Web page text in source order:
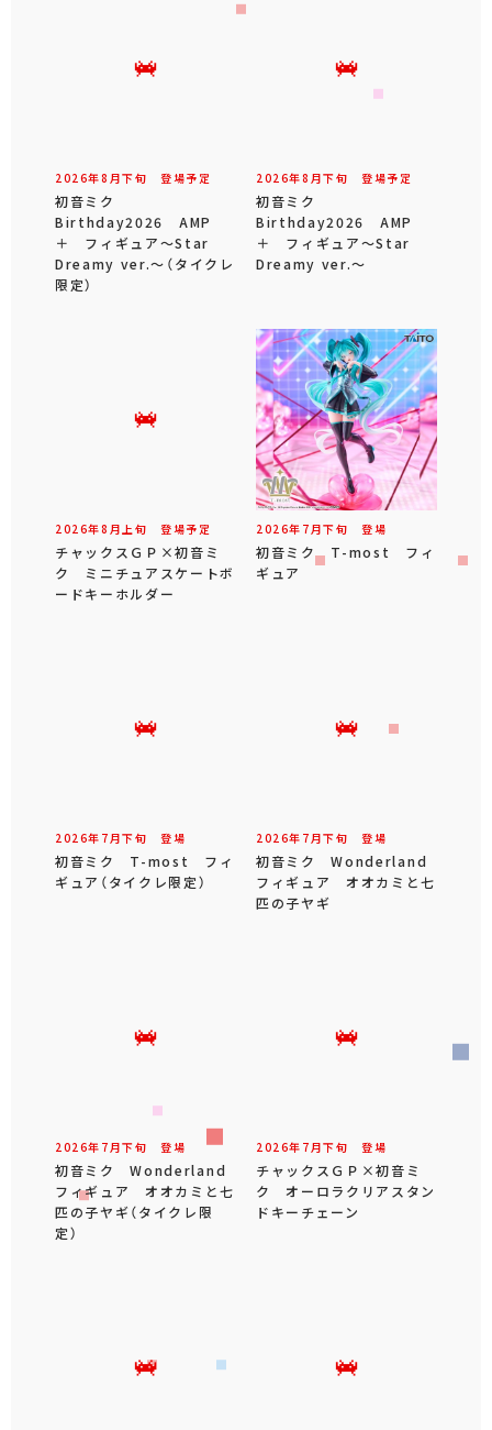
2026年8 月下旬 登場予定
初音ミク
Birthday2026 AMP
＋ フィギュア～Star
Dreamy ver.～（タイクレ
限定）
2026年8 月下旬 登場予定
初音ミク
Birthday2026 AMP
＋ フィギュア～Star
Dreamy ver.～
2026年8 月 上旬 登場予定
チャックスＧＰ×初音ミ
ク ミニチュアスケートボ
ードキーホルダー
2026年 7 月下旬 登場
初音ミク T-most フィ
ギュア
2026年 7 月下旬 登場
初音ミク T-most フィ
ギュア（タイクレ限定）
2026年 7 月下旬 登場
初音ミク Wonderland
フィギュア オオカミと七
匹の子ヤギ
2026年 7 月下旬 登場
初音ミク Wonderland
フィギュア オオカミと七
匹の子ヤギ（タイクレ限
定）
2026年 7 月下旬 登場
チャックスＧＰ×初音ミ
ク オーロラクリアスタン
ドキーチェーン